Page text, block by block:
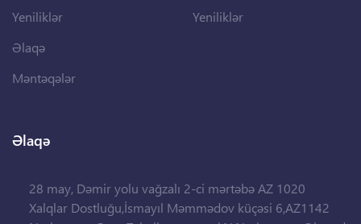
Yeniliklər
Əlaqə
Məntəqələr
Yeniliklər
Əlaqə
28 may, Dəmir yolu vağzalı 2-ci mərtəbə AZ 1020
Xalqlar Dostluğu,İsmayıl Məmmədov küçəsi 6,AZ1142